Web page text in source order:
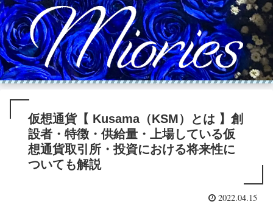
仮想通貨【 Kusama（KSM）とは 】創
設者・特徴・供給量・上場している仮
想通貨取引所・投資における将来性に
ついても解説
2022.04.15